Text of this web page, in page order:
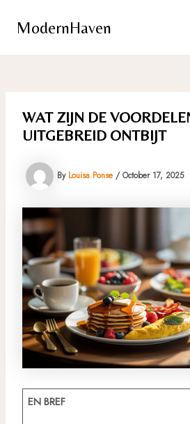
contentModernHaven
WAT ZIJN DE
UITGEBREID ONTBIJT
By Louisa Ponse /October 17, 2025
EN BREF